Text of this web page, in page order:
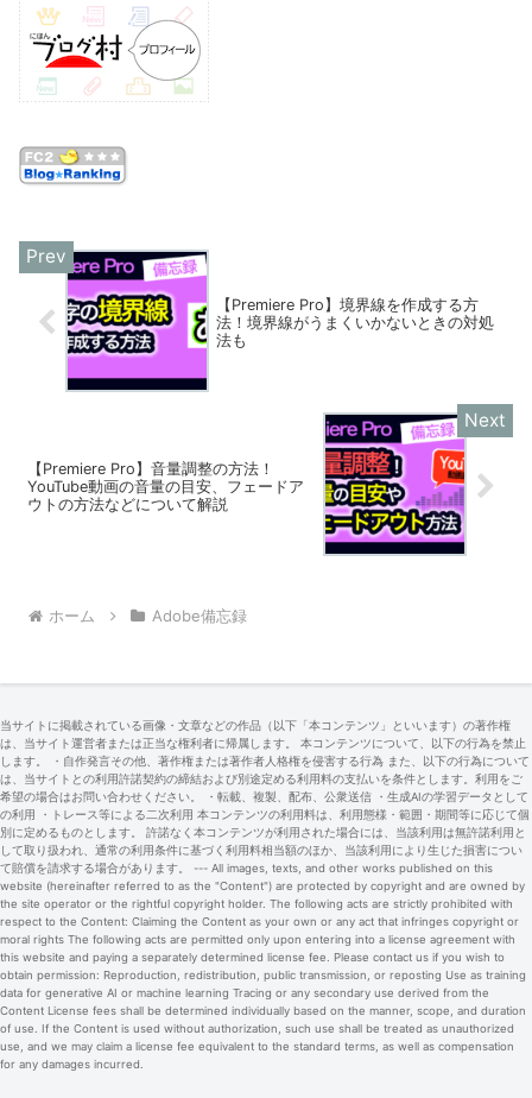
【Premiere Pro】境界線を作成する方
法！境界線がうまくいかないときの対処
法も
【Premiere Pro】音量調整の方法！
YouTube動画の音量の目安、フェードア
ウトの方法などについて解説
ホーム Adobe備忘録
当サイトに掲載されている画像・文章などの作品（以下「本コンテンツ」といいます）の著作権
は、当サイト運営者または正当な権利者に帰属します。 本コンテンツについて、以下の行為を禁止
します。 ・自作発言その他、著作権または著作者人格権を侵害する行為 また、以下の行為について
は、当サイトとの利用許諾契約の締結および別途定める利用料の支払いを条件とします。利用をご
希望の場合はお問い合わせください。 ・転載、複製、配布、公衆送信 ・生成AIの学習データとして
の利用 ・トレース等による二次利用 本コンテンツの利用料は、利用態様・範囲・期間等に応じて個
別に定めるものとします。 許諾なく本コンテンツが利用された場合には、当該利用は無許諾利用と
して取り扱われ、通常の利用条件に基づく利用料相当額のほか、当該利用により生じた損害につい
て賠償を請求する場合があります。 --- All images, texts, and other works published on this
website (hereinafter referred to as the "Content") are protected by copyright and are owned by
the site operator or the rightful copyright holder. The following acts are strictly prohibited with
respect to the Content: Claiming the Content as your own or any act that infringes copyright or
moral rights The following acts are permitted only upon entering into a license agreement with
this website and paying a separately determined license fee. Please contact us if you wish to
obtain permission: Reproduction, redistribution, public transmission, or reposting Use as training
data for generative AI or machine learning Tracing or any secondary use derived from the
Content License fees shall be determined individually based on the manner, scope, and duration
of use. If the Content is used without authorization, such use shall be treated as unauthorized
use, and we may claim a license fee equivalent to the standard terms, as well as compensation
for any damages incurred.